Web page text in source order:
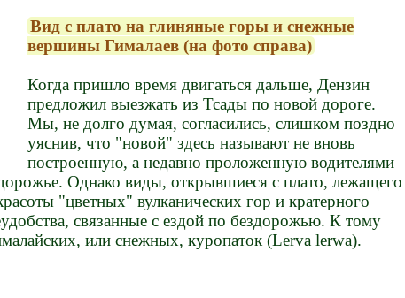
Вид с плато на глиняные горы и снежные
вершины Гималаев (на фото справа)
Когда пришло время двигаться дальше, Дензин
предложил выезжать из Тсады по новой дороге.
Мы, не долго думая, согласились, слишком поздно
уяснив, что "новой" здесь называют не вновь
построенную, а недавно проложенную водителями
Однако виды, открывшиеся с плато, лежащего
"цветных" вулканических гор и кратерного
связанные с ездой по бездорожью. К тому
или снежных, куропаток (Lerva lerwa).